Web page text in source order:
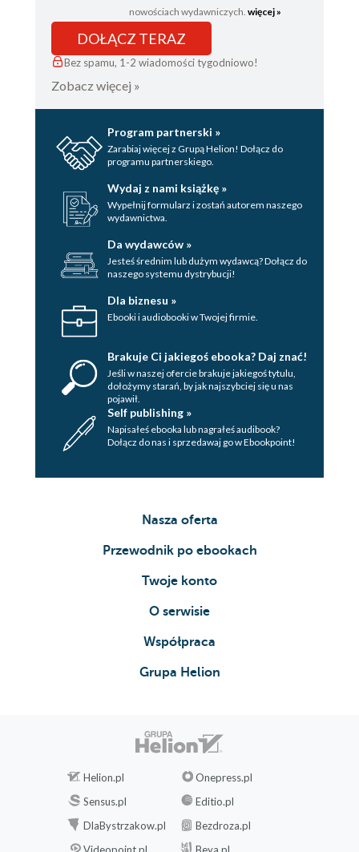
nowościach wydawniczych. więcej »
DOŁĄCZ TERAZ
Bez spamu, 1-2 wiadomości tygodniowo!
Zobacz więcej »
Program partnerski »
Zarabiaj więcej z Grupą Helion! Dołącz do
programu partnerskiego.
Wydaj z nami książkę »
Wypełnij formularz i zostań autorem naszego
wydawnictwa.
Da wydawców »
Jesteś średnim lub dużym wydawcą? Dołącz do
naszego systemu dystrybucji!
Dla biznesu »
Ebooki i audiobooki w Twojej firmie.
Brakuje Ci jakiegoś ebooka? Daj znać!
Jeśli w naszej ofercie brakuje jakiegoś tytulu,
dołożymy starań, by jak najszybciej się u nas
pojawił.
Self publishing »
Napisałeś ebooka lub nagrałeś audibook?
Dołącz do nas i sprzedawaj go w Ebookpoint!
Nasza oferta
Przewodnik po ebookach
Twoje konto
O serwisie
Współpraca
Grupa Helion
Helion.pl
Onepress.pl
Sensus.pl
Editio.pl
DlaBystrzakow.pl
Bezdroza.pl